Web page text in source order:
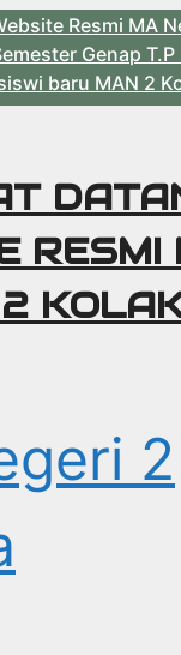
Resmi MA
Genap T.P
baru MAN 2
RESMI
2